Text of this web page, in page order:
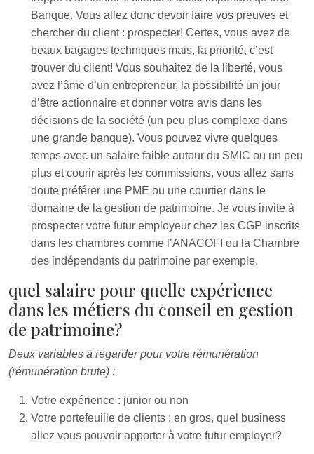
Banque. Vous allez donc devoir faire vos preuves et
chercher du client : prospecter! Certes, vous avez de
beaux bagages techniques mais, la priorité, c’est
trouver du client! Vous souhaitez de la liberté, vous
avez l’âme d’un entrepreneur, la possibilité un jour
d’être actionnaire et donner votre avis dans les
décisions de la société (un peu plus complexe dans
une grande banque). Vous pouvez vivre quelques
temps avec un salaire faible autour du SMIC ou un peu
plus et courir après les commissions, vous allez sans
doute préférer une PME ou une courtier dans le
domaine de la gestion de patrimoine. Je vous invite à
prospecter votre futur employeur chez les CGP inscrits
dans les chambres comme l’ANACOFI ou la Chambre
des indépendants du patrimoine par exemple.
quel salaire pour quelle expérience
dans les métiers du conseil en gestion
de patrimoine?
Deux variables à regarder pour votre rémunération
(rémunération brute) :
Votre expérience : junior ou non
Votre portefeuille de clients : en gros, quel business
allez vous pouvoir apporter à votre futur employer?